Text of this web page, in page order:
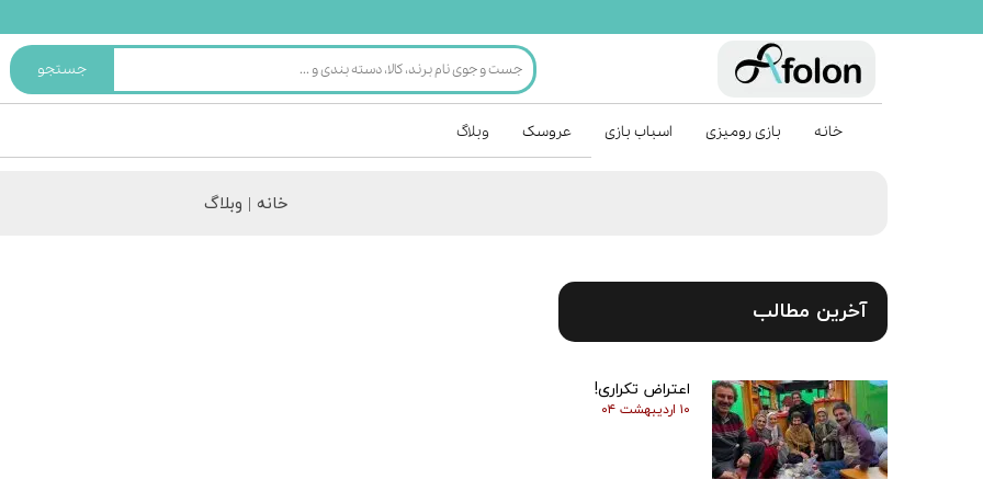
جستجو
خانه بازی رومیزی اسباب بازی عروسک وبلاگ
خانه | وبلاگ
آخرین مطالب
اعتراض تکراری!
۱۰ اردیبهشت ۰۴